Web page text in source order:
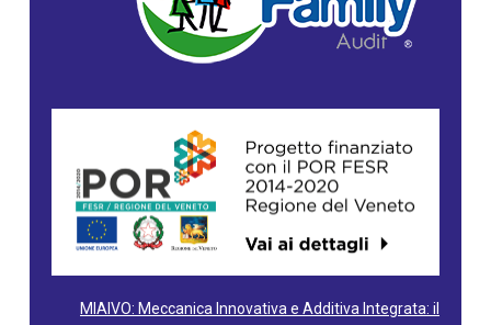
MIAIVO: Meccanica Innovativa e Additiva Integrata: il